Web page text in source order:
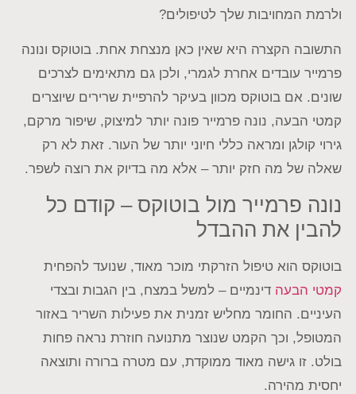
spellcheck גופן קריא
הוסף קו תחתון לקישורים
font_download סמן קישורים
לאפס
את
cached
ולרמת המחויבות שלך לטיפולים?
התשובה הקצרה היא שאין כאן מנצחת אחת. בוטוקס ונונה
פרמייר עובדים אחרת לגמרי, ולכן גם מתאימים לצרכים
שונים. אם בוטוקס מכוון בעיקר להרפיית שרירים שיוצרים
קמטי הבעה, נונה פרמייר פונה יותר למיצוק, שיפור מרקם,
גירוי קולגן ומראה כללי חיוני יותר של העור. זאת לא רק
שאלה של מה חזק יותר – אלא מה בדיוק את רוצה לשפר.
נונה פרמייר מול בוטוקס – קודם כל
להבין את ההבדל
בוטוקס הוא טיפול הזרקתי מוכר מאוד, שנועד להפחית
קמטי הבעה דינמיים – למשל במצח, בין הגבות ובצדי
העיניים. החומר מחליש זמנית את פעילות השריר באזור
המטופל, וכך הקמט שנוצר מתנועה חוזרת נראה פחות
בולט. זו גישה מאוד ממוקדת, עם מטרה ברורה ותוצאה
יחסית מהירה.